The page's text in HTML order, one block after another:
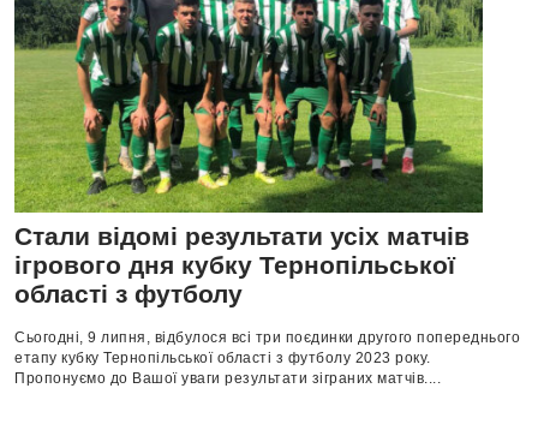
Стали відомі результати усіх матчів
ігрового дня кубку Тернопільської
області з футболу
Сьогодні, 9 липня, відбулося всі три поєдинки другого попереднього
етапу кубку Тернопільської області з футболу 2023 року.
Пропонуємо до Вашої уваги результати зіграних матчів....